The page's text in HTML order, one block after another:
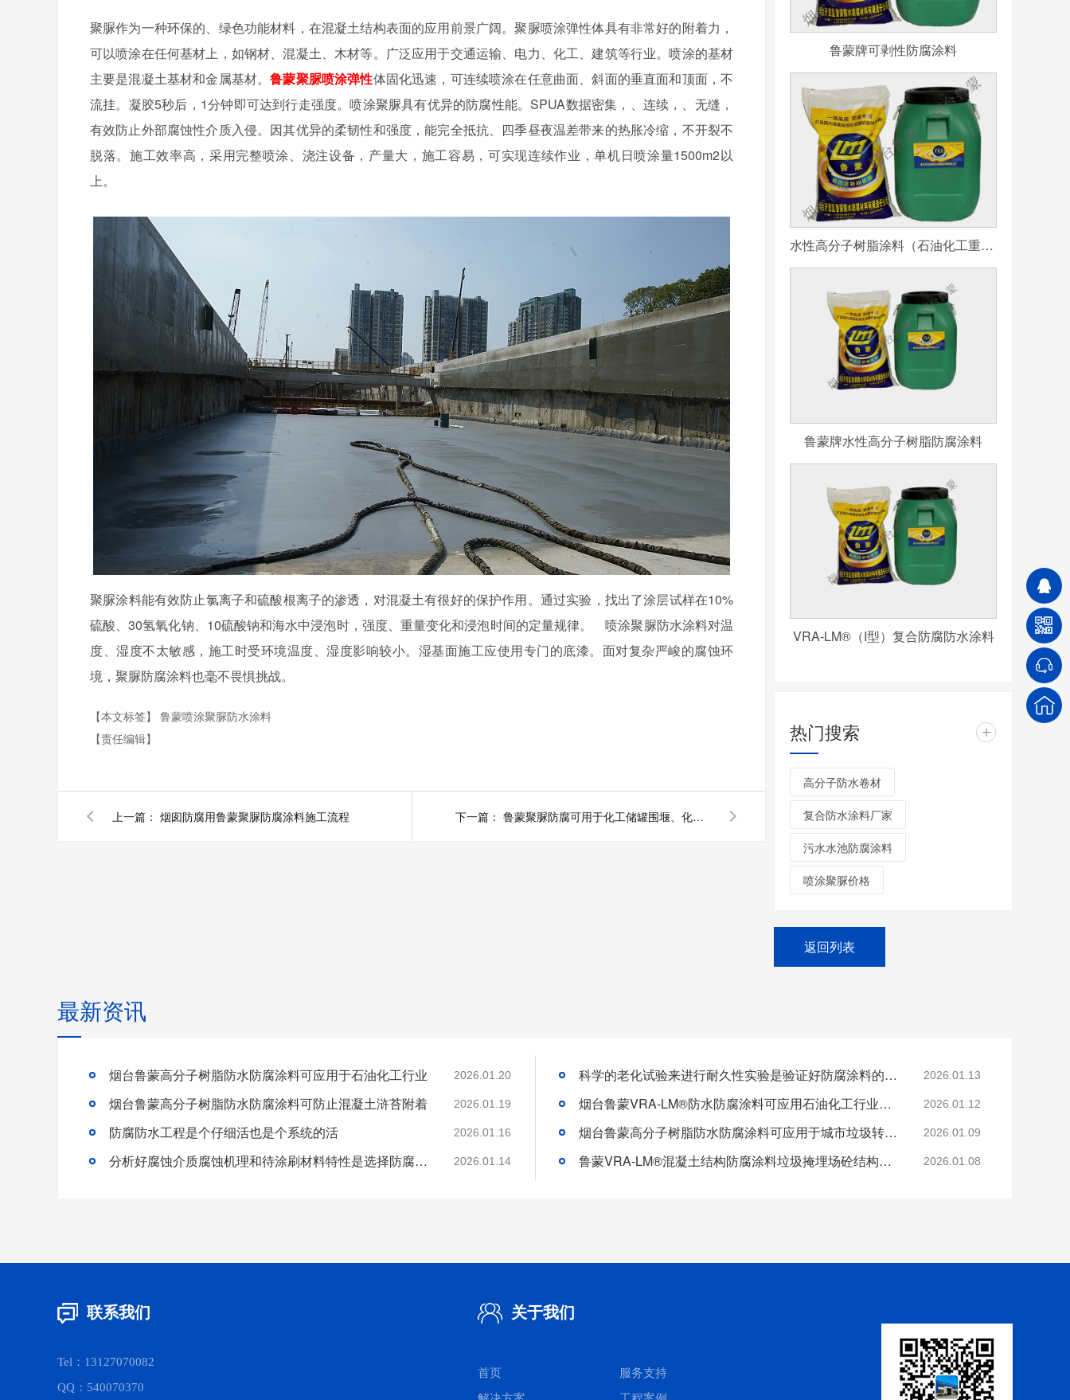
聚脲作为一种环保的、绿色功能材料，在混凝土结构表面的应用前景广阔。聚脲喷涂弹性体具有非常好的附着力，
可以喷涂在任何基材上，如钢材、混凝土、木材等。广泛应用于交通运输、电力、化工、建筑等行业。喷涂的基材
主要是混凝土基材和金属基材。鲁蒙聚脲喷涂弹性体固化迅速，可连续喷涂在任意曲面、斜面的垂直面和顶面，不
流挂。凝胶5秒后，1分钟即可达到行走强度。喷涂聚脲具有优异的防腐性能。SPUA数据密集，、连续，、无缝，
有效防止外部腐蚀性介质入侵。因其优异的柔韧性和强度，能完全抵抗、四季昼夜温差带来的热胀冷缩，不开裂不
脱落。施工效率高，采用完整喷涂、浇注设备，产量大，施工容易，可实现连续作业，单机日喷涂量1500m2以
上。
聚脲涂料能有效防止氯离子和硫酸根离子的渗透，对混凝土有很好的保护作用。通过实验，找出了涂层试样在10%
硫酸、30氢氧化钠、10硫酸钠和海水中浸泡时，强度、重量变化和浸泡时间的定量规律。 喷涂聚脲防水涂料对温
度、湿度不太敏感，施工时受环境温度、湿度影响较小。湿基面施工应使用专门的底漆。面对复杂严峻的腐蚀环
境，聚脲防腐涂料也毫不畏惧挑战。
【本文标签】 鲁蒙喷涂聚脲防水涂料
【责任编辑】
上一篇： 烟囱防腐用鲁蒙聚脲防腐涂料施工流程 下一篇： 鲁蒙聚脲防腐可用于化工储罐围堰、化工沟、，电气排水沟及地上防渗层
鲁蒙牌可剥性防腐涂料
水性高分子树脂涂料（石油化工重防腐用）
鲁蒙牌水性高分子树脂防腐涂料
VRA-LM®（I型）复合防腐防水涂料
热门搜索 +
高分子防水卷材
复合防水涂料厂家
污水水池防腐涂料
喷涂聚脲价格
返回列表
最新资讯
烟台鲁蒙高分子树脂防水防腐涂料可应用于石油化工行业 2026.01.20
烟台鲁蒙高分子树脂防水防腐涂料可防止混凝土浒苔附着 2026.01.19
防腐防水工程是个仔细活也是个系统的活 2026.01.16
分析好腐蚀介质腐蚀机理和待涂刷材料特性是选择防腐涂料的基础 2026.01.14
科学的老化试验来进行耐久性实验是验证好防腐涂料的途径 2026.01.13
烟台鲁蒙VRA-LM®防水防腐涂料可应用石油化工行业防腐防水 2026.01.12
烟台鲁蒙高分子树脂防水防腐涂料可应用于城市垃圾转运车 2026.01.09
鲁蒙VRA-LM®混凝土结构防腐涂料垃圾掩埋场砼结构防腐 2026.01.08
联系我们
Tel：13127070082
QQ：540070370
关于我们
首页
服务支持